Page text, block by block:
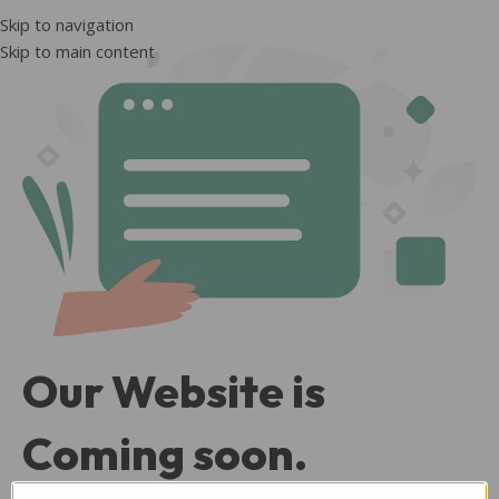
Skip to navigation
Skip to main content
Our Website is
Coming soon.